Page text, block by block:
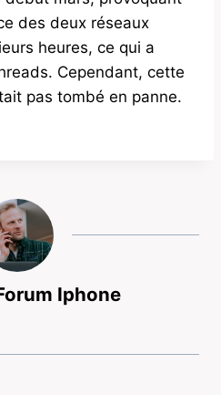
des deux réseaux
heures, ce qui a
Cependant, cette
pas tombé en panne.
Iphone